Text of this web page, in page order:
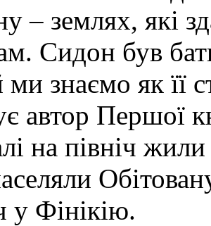
– землях, які
Сидон був
знаємо як її
автор Першої
на північ
у Фінікію.